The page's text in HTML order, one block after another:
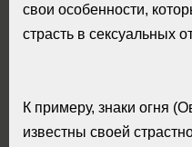
свои особенности,
страсть в сексуальных
К примеру, знаки огня
известны своей